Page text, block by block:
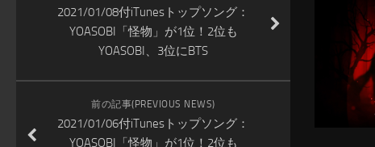
2021/01/08付iTunesトップソング：
YOASOBI「怪物」が1位！2位も
YOASOBI、3位にBTS
前の記事(PREVIOUS NEWS)
2021/01/06付iTunesトップソング：
YOASOBI「怪物」が1位！2位も